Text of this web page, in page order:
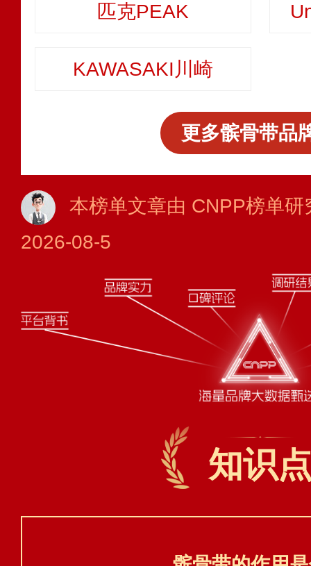
匹克PEAK
KAWASAKI川崎
更多髌骨带品
本榜单文章由 CNPP榜单
2026-08-5
知识